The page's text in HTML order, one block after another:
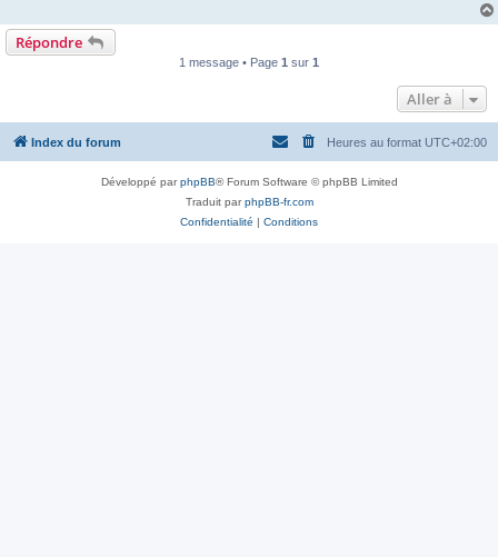
Répondre
1 message • Page 1 sur 1
Aller à
Index du forum Heures au format UTC+02:00
Développé parphpBB® Forum Software © phpBB Limited
Traduit parphpBB-fr.com
Confidentialité | Conditions